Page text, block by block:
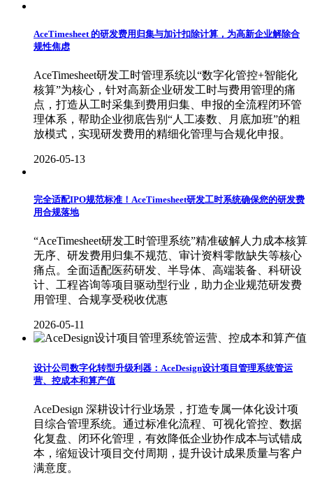
AceTimesheet 的研发费用归集与加计扣除计算，为高新企业解除合
规性焦虑
AceTimesheet研发工时管理系统以“数字化管控+智能化
核算”为核心，针对高新企业研发工时与费用管理的痛
点，打造从工时采集到费用归集、申报的全流程闭环管
理体系，帮助企业彻底告别“人工凑数、月底加班”的粗
放模式，实现研发费用的精细化管理与合规化申报。
2026-05-13
完全适配IPO规范标准！AceTimesheet研发工时系统确保您的研发费
用合规落地
“AceTimesheet研发工时管理系统”精准破解人力成本核算
无序、研发费用归集不规范、审计资料零散缺失等核心
痛点。全面适配医药研发、半导体、高端装备、科研设
计、工程咨询等项目驱动型行业，助力企业规范研发费
用管理、合规享受税收优惠
2026-05-11
设计公司数字化转型升级利器：AceDesign设计项目管理系统管运
营、控成本和算产值
AceDesign 深耕设计行业场景，打造专属一体化设计项
目综合管理系统。通过标准化流程、可视化管控、数据
化复盘、闭环化管理，有效降低企业协作成本与试错成
本，缩短设计项目交付周期，提升设计成果质量与客户
满意度。